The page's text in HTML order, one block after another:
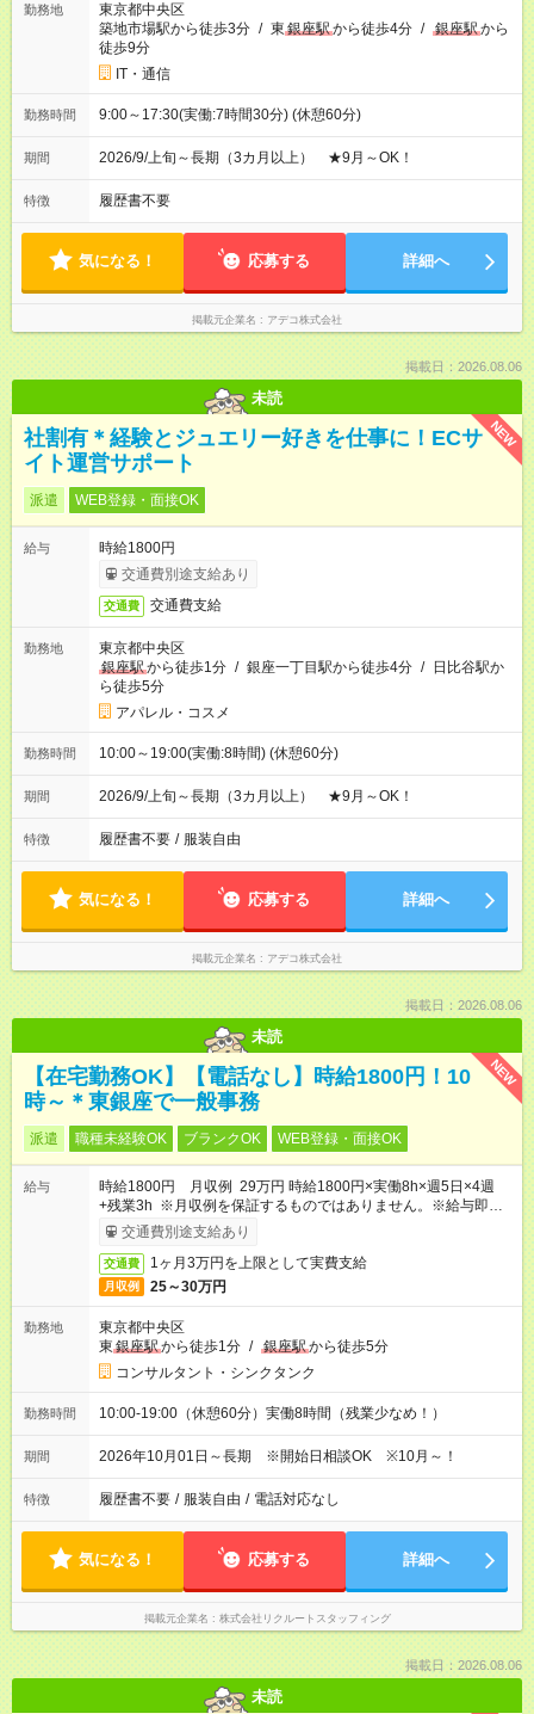
勤務地
東京都中央区
築地市場駅から徒歩3分 / 東 銀座駅から徒歩4分 / 銀座駅から
徒歩9分
IT・通信
勤務時間 9:00～17:30(実働:7時間30分) (休憩60分)
期間 2026/9/上旬～長期（3カ月以上） ★9月～OK！
特徴 履歴書不要
気になる！ 応募する 詳細へ
掲載元企業名 アデコ株式会社
掲載日：2026.08.06
未読
NEW
社割有＊経験とジュエリー好きを仕事に！ECサ
イト運営サポート
派遣 WEB登録・面接OK
給与
時給1800円
交通費別途支給あり
交通費 交通費支給
勤務地
東京都中央区
銀座駅から徒歩1分 / 銀座一丁目駅から徒歩4分 / 日比谷駅か
ら徒歩5分
アパレル・コスメ
勤務時間 10:00～19:00(実働:8時間) (休憩60分)
期間 2026/9/上旬～長期（3カ月以上） ★9月～OK！
特徴 履歴書不要 / 服装自由
気になる！ 応募する 詳細へ
掲載元企業名 アデコ株式会社
掲載日：2026.08.06
未読
NEW
【在宅勤務OK】【電話なし】時給1800円！10
時～＊東銀座で一般事務
派遣 職種未経験OK ブランクOK WEB登録・面接OK
給与
時給1800円 月収例 29万円 時給1800円×実働8h×週5日×4週
+残業3h ※月収例を保証するものではありません。※給与即受取
りサービス利用可（利用条件有）
交通費別途支給あり
交通費 1ヶ月3万円を上限として実費支給
月収例 25～30万円
勤務地
東京都中央区
東 銀座駅から徒歩1分 / 銀座駅から徒歩5分
コンサルタント・シンクタンク
勤務時間 10:00-19:00（休憩60分）実働8時間（残業少なめ！）
期間 2026年10月01日～長期 ※開始日相談OK ※10月～！
特徴 履歴書不要 / 服装自由 / 電話対応なし
気になる！ 応募する 詳細へ
掲載元企業名 株式会社リクルートスタッフィング
掲載日：2026.08.06
未読